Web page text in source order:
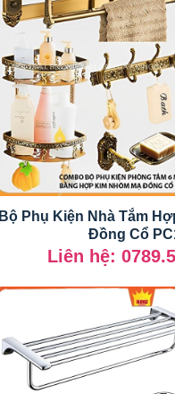
Bộ Phụ Kiện Nhà Tắm
Đồng Cổ
Liên hệ: